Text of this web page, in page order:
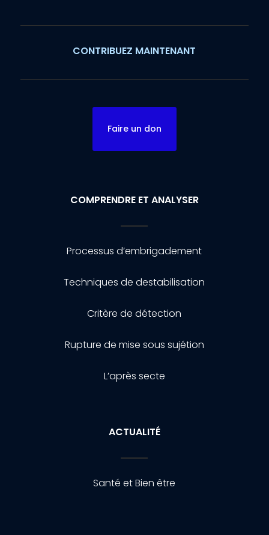
CONTRIBUEZ MAINTENANT
Faire un don
COMPRENDRE ET ANALYSER
Processus d’embrigadement
Techniques de destabilisation
Critère de détection
Rupture de mise sous sujétion
L’après secte
ACTUALITÉ
Santé et Bien être